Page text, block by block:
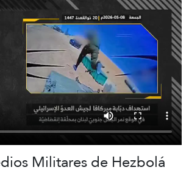
Militares de Hezbolá